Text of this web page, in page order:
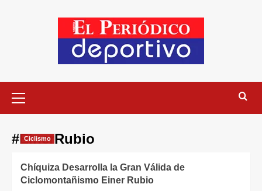
#EinerRubio
Ciclismo
Chíquiza Desarrolla la Gran Válida de
Ciclomontañismo Einer Rubio